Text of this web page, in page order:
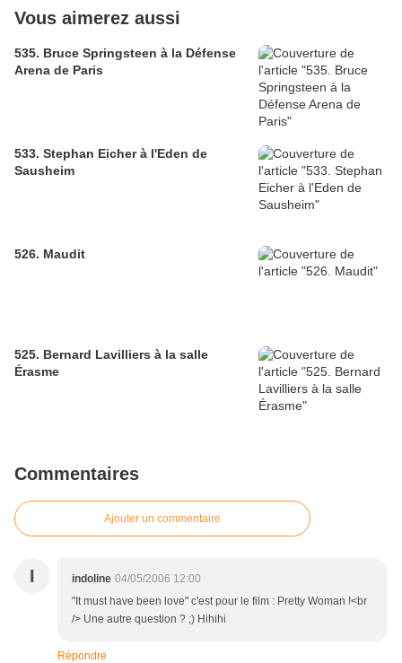
Vous aimerez aussi
535. Bruce Springsteen à la Défense
Arena de Paris
533. Stephan Eicher à l'Eden de
Sausheim
526. Maudit
525. Bernard Lavilliers à la salle
Érasme
Commentaires
Ajouter un commentaire
I indoline 04/05/2006 12:00
"It must have been love" c'est pour le film : Pretty Woman !<br
/> Une autre question ? ;) Hihihi
Répondre